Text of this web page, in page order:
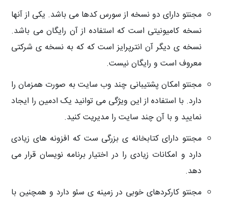
مجنتو دارای دو نسخه از سورس کدها می باشد. یکی از آنها
نسخه کامیونیتی است که استفاده از آن رایگان می باشد.
نسخه ی دیگر آن انترپرایز است که که به نسخه ی شرکتی
معروف است و رایگان نیست.
مجنتو امکان پشتیبانی چند وب سایت به صورت همزمان را
دارد. با استفاده از این ویژگی می توانید یک ادمین را ایجاد
نمایید و با آن چند سایت را مدیریت کنید.
مجنتو دارای کتابخانه ی بزرگی ست که افزونه های زیادی
دارد و امکانات زیادی را در اختیار برنامه نویسان قرار می
دهد.
مجنتو کارکردهای خوبی در زمینه ی سئو دارد و همچنین با